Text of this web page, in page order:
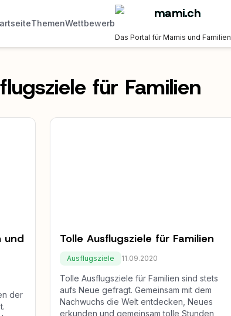
ThemenWettbewerb
Das Portal für Mamis und Familien
für Familien
und
der
Tolle Ausflugsziele für Familien
Ausflugsziele 11.09.2020
Tolle Ausflugsziele für Familien sind stets
aufs Neue gefragt. Gemeinsam mit dem
Nachwuchs die Welt entdecken, Neues
erkunden und gemeinsam tolle Stunden